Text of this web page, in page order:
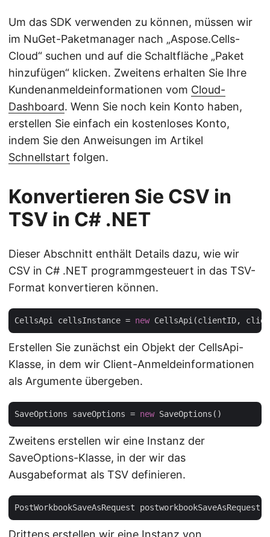
Um das SDK verwenden zu können, müssen wir
im NuGet-Paketmanager nach „Aspose.Cells-
Cloud“ suchen und auf die Schaltfläche „Paket
hinzufügen“ klicken. Zweitens erhalten Sie Ihre
Kundenanmeldeinformationen vom Cloud-
Dashboard. Wenn Sie noch kein Konto haben,
erstellen Sie einfach ein kostenloses Konto,
indem Sie den Anweisungen im Artikel
Schnellstart folgen.
Konvertieren Sie CSV in
TSV in C# .NET
Dieser Abschnitt enthält Details dazu, wie wir
CSV in C# .NET programmgesteuert in das TSV-
Format konvertieren können.
CellsApi cellsInstance = new
Erstellen Sie zunächst ein Objekt der CellsApi-
Klasse, in dem wir Client-Anmeldeinformationen
als Argumente übergeben.
SaveOptions saveOptions = new
Zweitens erstellen wir eine Instanz der
SaveOptions-Klasse, in der wir das
Ausgabeformat als TSV definieren.
PostWorkbookSaveAsRequest postworkbookSaveAsRequest
Drittens erstellen wir eine Instanz von